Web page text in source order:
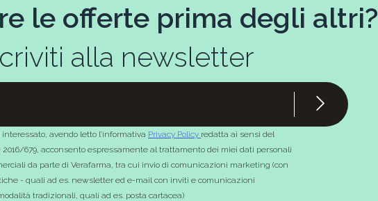
le offerte prima degli altri?
alla newsletter
avendo letto l’informativa Privacy Policy redatta ai sensi del
2016/679, acconsento espressamente al trattamento dei miei dati personali
da parte di Verafarma, tra cui invio di comunicazioni marketing (con
- quali ad es. newsletter ed e-mail con inviti e comunicazioni
tradizionali, quali ad es. posta cartacea)